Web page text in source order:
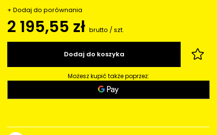
+ Dodaj do porównania
2 195,55 zł brutto /szt.
Dodaj do koszyka
Możesz kupić także poprzez: